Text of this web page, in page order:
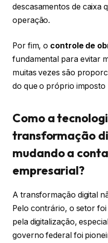
descasamentos de caixa
operação.
Por fim, o controle de
fundamental para evitar
muitas vezes são
do que o próprio imposto
Como a
transformação
mudando a
empresarial?
A transformação digital
Pelo contrário, o setor
pela digitalização,
governo federal foi